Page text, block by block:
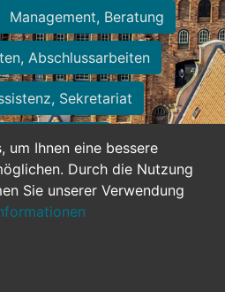
um Ihnen eine bessere
Durch die Nutzung
Sie unserer Verwendung
Management, Beratung
Abschlussarbeiten
Sekretariat
Nebenjobs
duale Ausbildung